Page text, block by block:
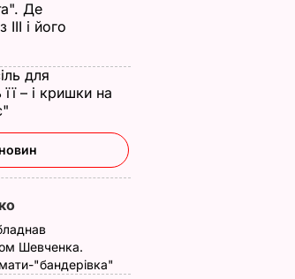
Де
III і його
для
її – і кришки на
Шевченка.
"бандерівка"